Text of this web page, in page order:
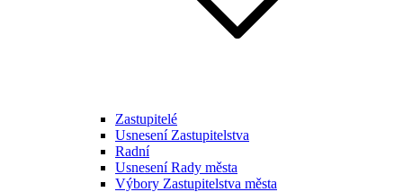
Zastupitelé
Usnesení Zastupitelstva
Radní
Usnesení Rady města
Výbory Zastupitelstva města